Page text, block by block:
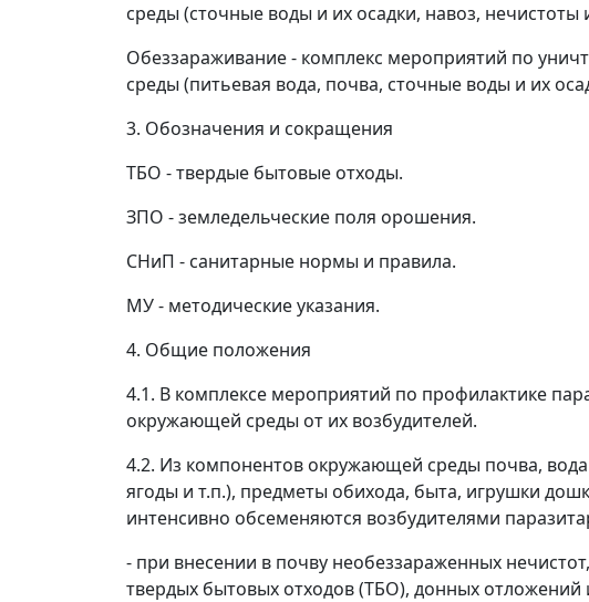
среды (сточные воды и их осадки, навоз, нечистоты
Обеззараживание - комплекс мероприятий по
среды (питьевая вода, почва, сточные воды и их
3. Обозначения и сокращения
ТБО - твердые бытовые отходы.
ЗПО - земледельческие поля орошения.
СНиП - санитарные нормы и правила.
МУ - методические указания.
4. Общие положения
4.1. В комплексе мероприятий по профилактике
окружающей среды от их возбудителей.
4.2. Из компонентов окружающей среды почва,
ягоды и т.п.), предметы обихода, быта, игрушки
интенсивно обсеменяются возбудителями
- при внесении в почву необеззараженных
твердых бытовых отходов (ТБО), донных